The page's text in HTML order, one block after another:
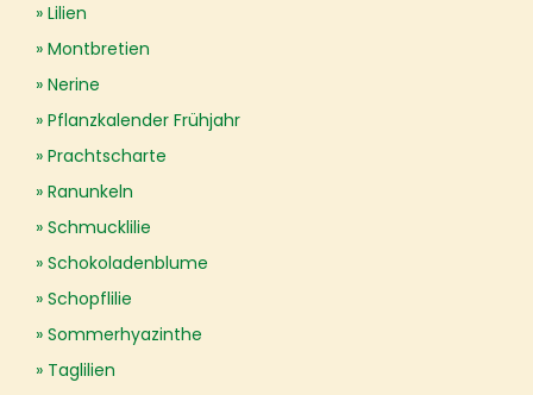
Lilien
Montbretien
Nerine
Pflanzkalender Frühjahr
Prachtscharte
Ranunkeln
Schmucklilie
Schokoladenblume
Schopflilie
Sommerhyazinthe
Taglilien